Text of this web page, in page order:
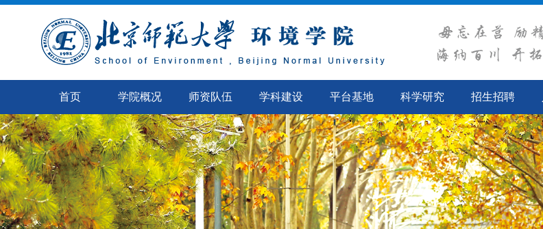
首页 学院概况 师资队伍 学科建设 平台基地 科学研究 招生招聘